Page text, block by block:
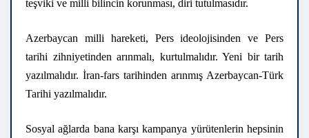
teşviki ve milli bilincin korunması, diri tutulmasıdır.
Azerbaycan milli hareketi, Pers ideolojisinden ve Pers
tarihi zihniyetinden arınmalı, kurtulmalıdır. Yeni bir tarih
yazılmalıdır. İran-fars tarihinden arınmış Azerbaycan-Türk
Tarihi yazılmalıdır.
Sosyal ağlarda bana karşı kampanya yürütenlerin hepsinin